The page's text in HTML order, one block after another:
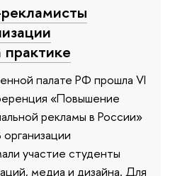
палате РФ прошла VI
«Повышение
рекламы в России»
участие студенты
медиа и дизайна. Для